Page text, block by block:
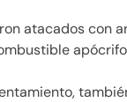
atacados con